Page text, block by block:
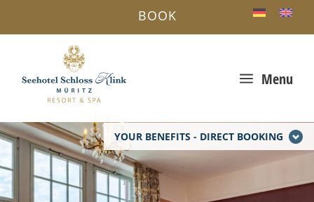
YOUR BENEFITS - DIRECT BOOKING
a Menu
BOOK